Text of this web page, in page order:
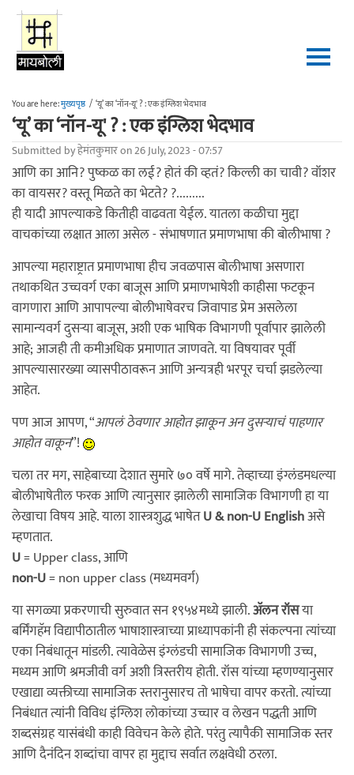
Skip to main content
You are here:मुख्यपृष्ठ / ‘यू’ का ‘नॉन-यू' ? : एक इंग्लिश भेदभाव
‘यू’ का ‘नॉन-यू' ? : एक इंग्लिश भेदभाव
Submitted byहेमंतकुमारon 26 July, 2023 - 07:57
आणि का आनि? पुष्कळ का लई? होतं की व्हतं? किल्ली का चावी? वॉशर
का वायसर? वस्तू मिळते का भेटते? ?.........
ही यादी आपल्याकडे कितीही वाढवता येईल. यातला कळीचा मुद्दा
वाचकांच्या लक्षात आला असेल - संभाषणात प्रमाणभाषा की बोलीभाषा ?
आपल्या महाराष्ट्रात प्रमाणभाषा हीच जवळपास बोलीभाषा असणारा
तथाकथित उच्चवर्ग एका बाजूस आणि प्रमाणभाषेशी काहीसा फटकून
वागणारा आणि आपापल्या बोलीभाषेवरच जिवापाड प्रेम असलेला
सामान्यवर्ग दुसऱ्या बाजूस, अशी एक भाषिक विभागणी पूर्वापार झालेली
आहे; आजही ती कमीअधिक प्रमाणात जाणवते. या विषयावर पूर्वी
आपल्यासारख्या व्यासपीठावरून आणि अन्यत्रही भरपूर चर्चा झडलेल्या
आहेत.
पण आज आपण, “आपलं ठेवणार आहोत झाकून अन दुसऱ्याचं पाहणार
आहोत वाकून”!
चला तर मग, साहेबाच्या देशात सुमारे ७० वर्षे मागे. तेव्हाच्या इंग्लंडमधल्या
बोलीभाषेतील फरक आणि त्यानुसार झालेली सामाजिक विभागणी हा या
लेखाचा विषय आहे. याला शास्त्रशुद्ध भाषेतU & non-U Englishअसे
म्हणतात.
U= Upper class, आणि
non-U= non upper class (मध्यमवर्ग)
या सगळ्या प्रकरणाची सुरुवात सन १९५४मध्ये झाली.अ‍ॅलन रॉसया
बर्मिंगहॅम विद्यापीठातील भाषाशास्त्राच्या प्राध्यापकांनी ही संकल्पना त्यांच्या
एका निबंधातून मांडली. त्यावेळेस इंग्लंडची सामाजिक विभागणी उच्च,
मध्यम आणि श्रमजीवी वर्ग अशी त्रिस्तरीय होती. रॉस यांच्या म्हणण्यानुसार
एखाद्या व्यक्तीच्या सामाजिक स्तरानुसारच तो भाषेचा वापर करतो. त्यांच्या
निबंधात त्यांनी विविध इंग्लिश लोकांच्या उच्चार व लेखन पद्धती आणि
शब्दसंग्रह यासंबंधी काही विवेचन केले होते. परंतु त्यापैकी सामाजिक स्तर
आणि दैनंदिन शब्दांचा वापर हा मुद्दाच सर्वात लक्षवेधी ठरला.